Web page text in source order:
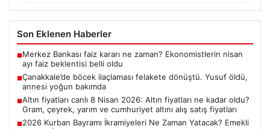
Son Eklenen Haberler
■Merkez Bankası faiz kararı ne zaman? Ekonomistlerin nisan
ayı faiz beklentisi belli oldu
■Çanakkale’de böcek ilaçlaması felakete dönüştü. Yusuf öldü,
annesi yoğun bakımda
■Altın fiyatları canlı 8 Nisan 2026: Altın fiyatları ne kadar oldu?
Gram, çeyrek, yarım ve cumhuriyet altını alış satış fiyatları
■2026 Kurban Bayramı İkramiyeleri Ne Zaman Yatacak? Emekli